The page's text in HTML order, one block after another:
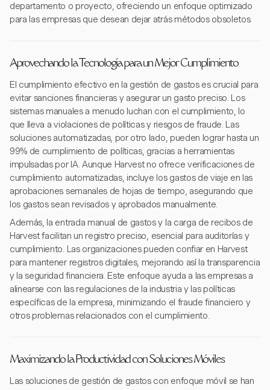
departamento o proyecto, ofreciendo un enfoque optimizado
para las empresas que desean dejar atrás métodos obsoletos.
Aprovechando la Tecnología para un Mejor Cumplimiento
El cumplimiento efectivo en la gestión de gastos es crucial para
evitar sanciones financieras y asegurar un gasto preciso. Los
sistemas manuales a menudo luchan con el cumplimiento, lo
que lleva a violaciones de políticas y riesgos de fraude. Las
soluciones automatizadas, por otro lado, pueden lograr hasta un
99% de cumplimiento de políticas, gracias a herramientas
impulsadas por IA. Aunque Harvest no ofrece verificaciones de
cumplimiento automatizadas, incluye los gastos de viaje en las
aprobaciones semanales de hojas de tiempo, asegurando que
los gastos sean revisados y aprobados manualmente.
Además, la entrada manual de gastos y la carga de recibos de
Harvest facilitan un registro preciso, esencial para auditorías y
cumplimiento. Las organizaciones pueden confiar en Harvest
para mantener registros digitales, mejorando así la transparencia
y la seguridad financiera. Este enfoque ayuda a las empresas a
alinearse con las regulaciones de la industria y las políticas
específicas de la empresa, minimizando el fraude financiero y
otros problemas relacionados con el cumplimiento.
Maximizando la Productividad con Soluciones Móviles
Las soluciones de gestión de gastos con enfoque móvil se han